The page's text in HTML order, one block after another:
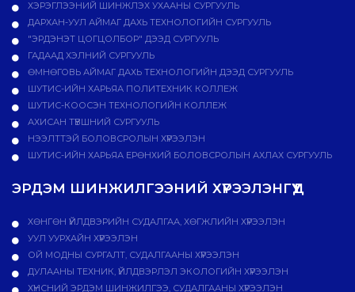
ХЭРЭГЛЭЭНИЙ ШИНЖЛЭХ УХААНЫ СУРГУУЛЬ
ДАРХАН-УУЛ АЙМАГ ДАХЬ ТЕХНОЛОГИЙН СУРГУУЛЬ
"ЭРДЭНЭТ ЦОГЦОЛБОР" ДЭЭД СУРГУУЛЬ
ГАДААД ХЭЛНИЙ СУРГУУЛЬ
ӨМНӨГОВЬ АЙМАГ ДАХЬ ТЕХНОЛОГИЙН ДЭЭД СУРГУУЛЬ
ШУТИС-ИЙН ХАРЬЯА ПОЛИТЕХНИК КОЛЛЕЖ
ШУТИС-КООСЭН ТЕХНОЛОГИЙН КОЛЛЕЖ
АХИСАН ТҮВШНИЙ СУРГУУЛЬ
НЭЭЛТТЭЙ БОЛОВСРОЛЫН ХҮРЭЭЛЭН
ШУТИС-ИЙН ХАРЬЯА ЕРӨНХИЙ БОЛОВСРОЛЫН АХЛАХ СУРГУУЛЬ
ЭРДЭМ ШИНЖИЛГЭЭНИЙ ХҮРЭЭЛЭНГҮҮД
ХӨНГӨН ҮЙЛДВЭРИЙН СУДАЛГАА, ХӨГЖЛИЙН ХҮРЭЭЛЭН
УУЛ УУРХАЙН ХҮРЭЭЛЭН
ОЙ МОДНЫ СУРГАЛТ, СУДАЛГААНЫ ХҮРЭЭЛЭН
ДУЛААНЫ ТЕХНИК, ҮЙЛДВЭРЛЭЛ ЭКОЛОГИЙН ХҮРЭЭЛЭН
ХҮНСНИЙ ЭРДЭМ ШИНЖИЛГЭЭ, СУДАЛГААНЫ ХҮРЭЭЛЭН